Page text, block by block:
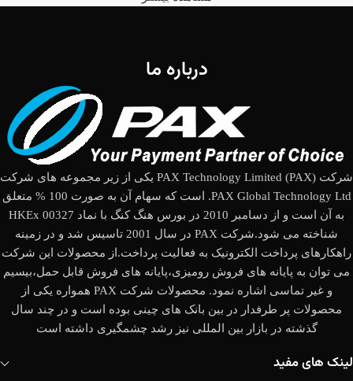
درباره ما
شرکت (PAX Technology Limited (PAX یکی از زیر مجموعه های شرکت
PAX Global Technology Ltd. است که سهام آن به صورت 100 % متعلق
به آن است و از دسامبر 2010 در بورس هنگ کنگ با نماد HKEx 00327
شناخته می شود.شرکت PAX در سال 2001 تاسیس شد و در زمینه
راهکارهای پرداخت الکترونیک به فعالیت پرداخت.از محصولات این شرکت
می توان به پایانه های فروش رومیزی،پایانه های فروش قابل حمل،بیسیم
و غیر تماسی اشاره نمود. محصولات شرکت PAX همواره یکی از
محصولات پر طرفدار در بین بانک های چینی بوده است و در چند سال
گذشته در بازار بین المللی نیز رشد چشمگیری داشته است
لینک های مفید